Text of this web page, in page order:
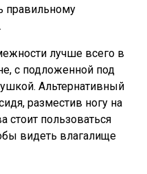
правильному
лучше всего в
с подложенной под
Альтернативный
разместив ногу на
стоит пользоваться
видеть влагалище